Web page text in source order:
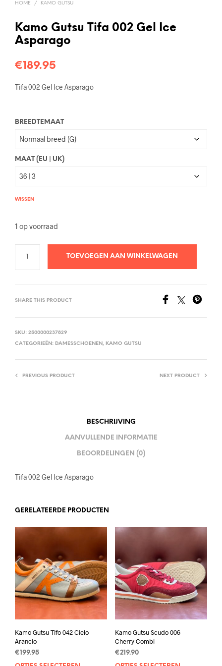
HOME / KAMO GUTSU
Kamo Gutsu Tifa 002 Gel Ice
Asparago
€189.95
Tifa 002 Gel Ice Asparago
BREEDTEMAAT
MAAT (EU | UK)
WISSEN
1 op voorraad
TOEVOEGEN AAN WINKELWAGEN
SHARE THIS PRODUCT
SKU: 2500000237829
CATEGORIEËN: DAMESSCHOENEN , KAMO GUTSU
PREVIOUS PRODUCT NEXT PRODUCT
BESCHRIJVING
AANVULLENDE INFORMATIE
BEOORDELINGEN (0)
Tifa 002 Gel Ice Asparago
GERELATEERDE PRODUCTEN
Kamo Gutsu Tifo 042 Cielo
Arancio
€ 199.95
Kamo Gutsu Scudo 006
Cherry Combi
€219.90